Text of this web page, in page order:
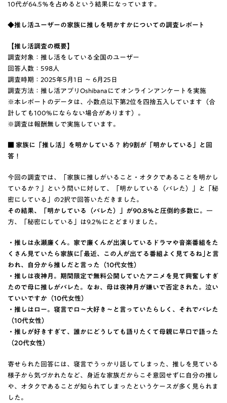
10代が64.5％を占めるという結果になっています。
◆推し活ユーザーの家族に推しを明かすかについての調査レポート
【推し活調査の概要】
調査対象：推し活をしている全国のユーザー
回答人数：598人
調査時期：2025年5月1日 ～ 6月25日
調査方法：推し活アプリOshibanaにてオンラインアンケートを実施
※本レポートのデータは、小数点以下第2位を四捨五入しています（合
計しても100%にならない場合があります）。
※調査は報酬無しで実施しています。
■ 家族に「推し活」を明かしている？ 約9割が「明かしている」と回
答！
今回の調査では、「家族に推しがいること・オタクであることを明かし
ているか？」という問いに対して、「明かしている（バレた）」と「秘
密にしている」の2択で回答いただきました。
その結果、「明かしている（バレた）」が90.8%と圧倒的多数に。 一
方、「秘密にしている」は9.2％にとどまりました。
・推しは永瀬廉くん。家で廉くんが出演しているドラマや音楽番組をた
くさん見ていたら家族に｢最近、この人が出てる番組よく見てるね｣と言
われ、自分から推しだと言った（10代女性）
・推しは夜神月。期間限定で無料公開していたアニメを見て興奮しすぎ
たので母に推しがバレた。なお、母は夜神月が嫌いで否定された。泣い
ていいですか（10代女性）
・推しはロー。寝言でロ〜大好き〜と言っていたらしく、それでバレた
（10代女性）
・推しが好きすぎて、誰かにどうしても語りたくて母親に早口で語った
（20代女性）
寄せられた回答には、寝言でうっかり話してしまった、推しを見ている
様子から気づかれたなど、身近な家族だからこそ意図せずに自分の推し
や、オタクであることが知られてしまったというケースが多く見られま
した。